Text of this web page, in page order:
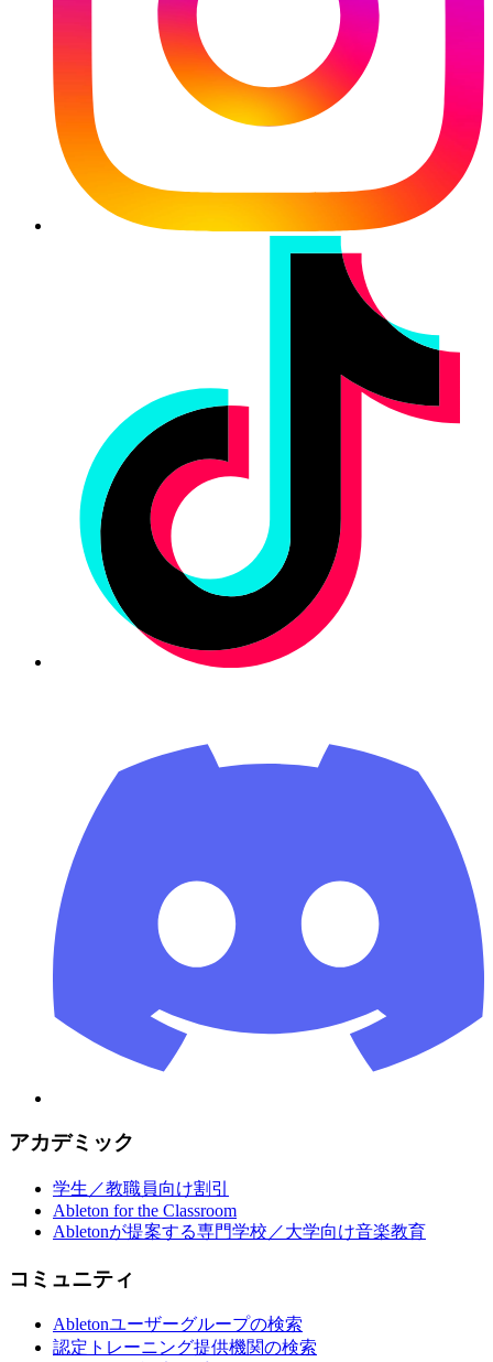
アカデミック
学生／教職員向け割引
Ableton for the Classroom
Abletonが提案する専門学校／大学向け音楽教育
コミュニティ
Abletonユーザーグループの検索
認定トレーニング提供機関の検索